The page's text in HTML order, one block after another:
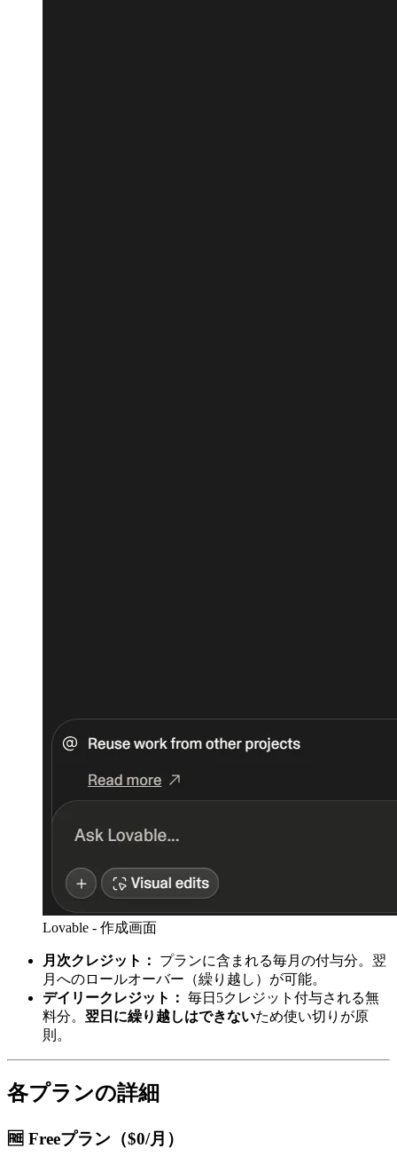
Lovable - 作成画面
月次クレジット：
プランに含まれる毎月の付与分。翌
月へのロールオーバー（繰り越し）が可能。
デイリークレジット： 毎日5クレジット付与される無
料分。 翌日に繰り越しはできないため使い切りが原
則。
各プランの詳細
🆓 Freeプラン（$0/月）